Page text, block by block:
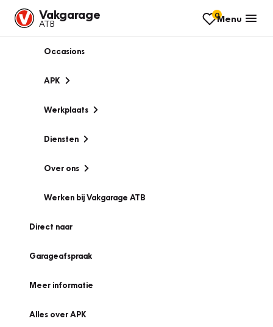
Vakgarage
ATB
0Menu
Occasions
APK
Werkplaats
Diensten
Over ons
Werken bij Vakgarage ATB
Direct naar
Garageafspraak
Meer informatie
Alles over APK